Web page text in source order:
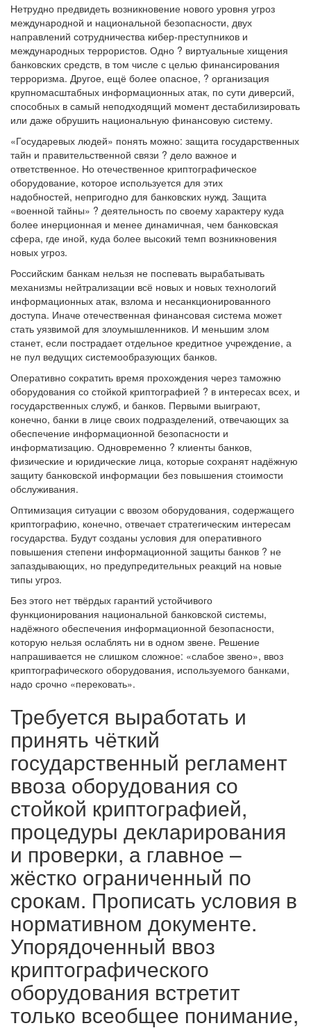
Нетрудно предвидеть возникновение нового уровня угроз
международной и национальной безопасности, двух
направлений сотрудничества кибер-преступников и
международных террористов. Одно ? виртуальные хищения
банковских средств, в том числе с целью финансирования
терроризма. Другое, ещё более опасное, ? организация
крупномасштабных информационных атак, по сути диверсий,
способных в самый неподходящий момент дестабилизировать
или даже обрушить национальную финансовую систему.
«Государевых людей» понять можно: защита государственных
тайн и правительственной связи ? дело важное и
ответственное. Но отечественное криптографическое
оборудование, которое используется для этих
надобностей, непригодно для банковских нужд. Защита
«военной тайны» ? деятельность по своему характеру куда
более инерционная и менее динамичная, чем банковская
сфера, где иной, куда более высокий темп возникновения
новых угроз.
Российским банкам нельзя не поспевать вырабатывать
механизмы нейтрализации всё новых и новых технологий
информационных атак, взлома и несанкционированного
доступа. Иначе отечественная финансовая система может
стать уязвимой для злоумышленников. И меньшим злом
станет, если пострадает отдельное кредитное учреждение, а
не пул ведущих системообразующих банков.
Оперативно сократить время прохождения через таможню
оборудования со стойкой криптографией ? в интересах всех, и
государственных служб, и банков. Первыми выиграют,
конечно, банки в лице своих подразделений, отвечающих за
обеспечение информационной безопасности и
информатизацию. Одновременно ? клиенты банков,
физические и юридические лица, которые сохранят надёжную
защиту банковской информации без повышения стоимости
обслуживания.
Оптимизация ситуации с ввозом оборудования, содержащего
криптографию, конечно, отвечает стратегическим интересам
государства. Будут созданы условия для оперативного
повышения степени информационной защиты банков ? не
запаздывающих, но предупредительных реакций на новые
типы угроз.
Без этого нет твёрдых гарантий устойчивого
функционирования национальной банковской системы,
надёжного обеспечения информационной безопасности,
которую нельзя ослаблять ни в одном звене. Решение
напрашивается не слишком сложное: «слабое звено», ввоз
криптографического оборудования, используемого банками,
надо срочно «перековать».
Требуется выработать и
принять чёткий
государственный регламент
ввоза оборудования со
стойкой криптографией,
процедуры декларирования
и проверки, а главное –
жёстко ограниченный по
срокам. Прописать условия в
нормативном документе.
Упорядоченный ввоз
криптографического
оборудования встретит
только всеобщее понимание,